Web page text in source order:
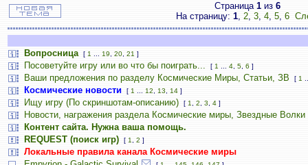
Страница 1 из 6
На страницу: 1, 2, 3, 4, 5, 6
Вопросница [ 1 19 20 21 ]
Посоветуйте игру или во что бы поиграть... [ 1 4 5 6 ]
Ваши предложения по разделу Космические Миры, Статьи, ЗВ [ 1
Космические новости [ 1 12 13 14 ]
Ищу игру (По скриншотам-описанию) [ 1 2 3 4 ]
Новости, награжения раздела Космические миры, Звездные Волки
Контент сайта. Нужна ваша помощь.
REQUEST (поиск игр)
[ 1 2 ]
Локальные правила канала Космические миры